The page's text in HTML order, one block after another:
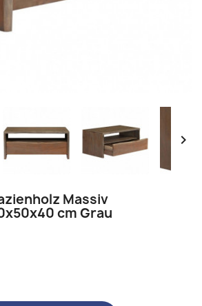

Massiv
cm Grau